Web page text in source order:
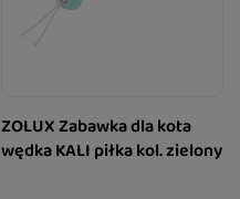
ZOLUX Zabawka dla kota
wędka KALI piłka kol. zielony